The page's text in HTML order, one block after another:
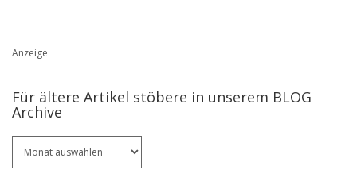
Anzeige
Für ältere Artikel stöbere in unserem BLOG
Archive
ältere